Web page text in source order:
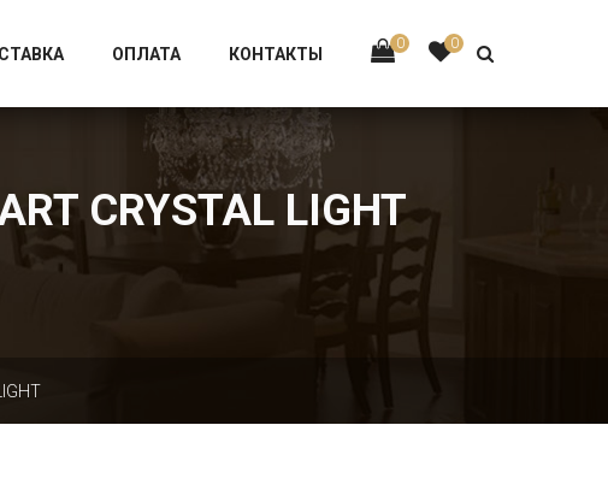
0 0
ОПЛАТА КОНТАКТЫ
CRYSTAL LIGHT